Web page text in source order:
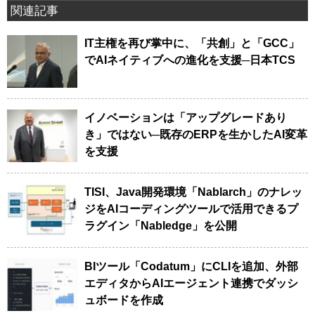
関連記事
IT主権を再び掌中に、「共創」と「GCC」
でAIネイティブへの進化を支援─日本TCS
イノベーションは「アップグレードあり
き」ではない─既存のERPを生かしたAI変革
を支援
TISI、Java開発環境「Nablarch」のナレッ
ジをAIコーディングツールで活用できるプ
ラグイン「Nabledge」を公開
BIツール「Codatum」にCLIを追加、外部
エディタからAIエージェント連携でダッシ
ュボードを作成